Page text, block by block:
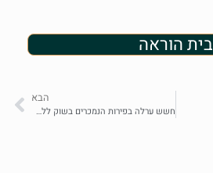
בית הוראה
הבא
חשש ערלה בפירות הנמכרים בשוק ללא השגחה